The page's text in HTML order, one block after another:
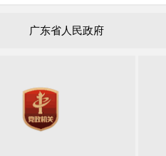
广东省人民政府